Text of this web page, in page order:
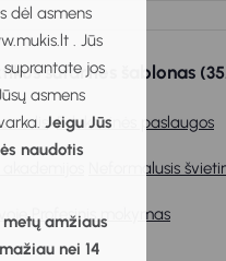
dėl asmens
. Jūs
jos
asmens
Jeigu Jūs
naudotis
amžiaus
nei 14
sutarties šablonas
Edukacinės paslaugos
Neformalusis
Profesinis mokymas